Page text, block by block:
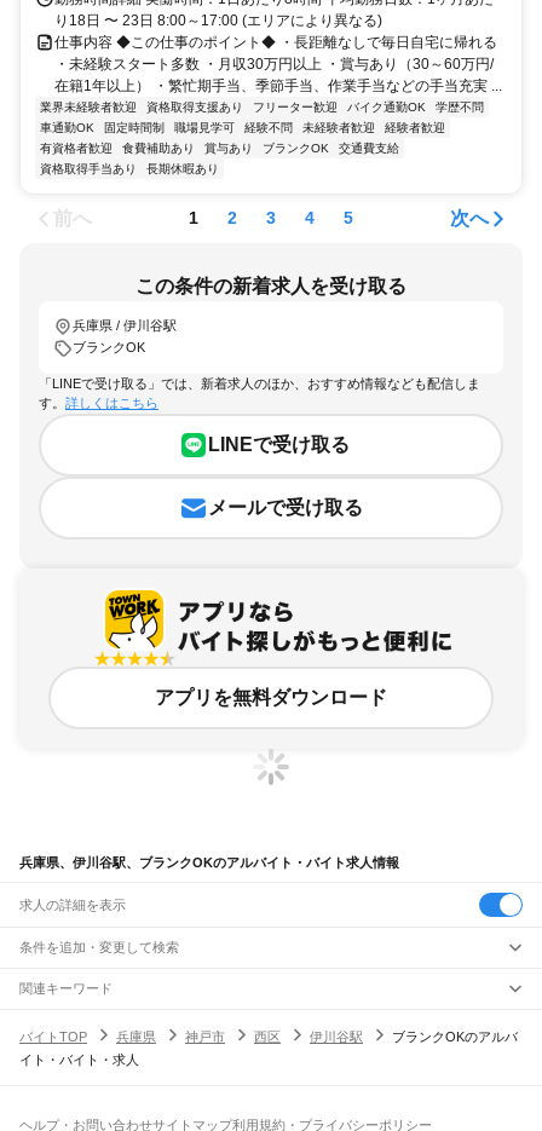
り18日 〜 23日 8:00～17:00 (エリアにより異なる)
仕事内容 ◆この仕事のポイント◆ ・長距離なしで毎日自宅に帰れる
・未経験スタート多数 ・月収30万円以上 ・賞与あり（30～60万円/
在籍1年以上） ・繁忙期⼿当、季節手当、作業⼿当などの⼿当充実 ...
業界未経験者歓迎 資格取得支援あり フリーター歓迎 バイク通勤OK
学歴不問
車通勤OK
固定時間制 職場見学可 経験不問 未経験者歓迎
経験者歓迎
有資格者歓迎
食費補助あり 賞与あり ブランクOK
交通費支給
資格取得手当あり
長期休暇あり
前へ 1 2 3 4 5 次へ
この条件の新着求人を受け取る
兵庫県 / 伊川谷駅
ブランクOK
「LINEで受け取る」では、新着求人のほか、おすすめ情報なども配信しま
す。 詳しくはこちら
LINEで受け取る
メールで受け取る
アプリを無料ダウンロード
兵庫県、伊川谷駅、ブランクOKのアルバイト・バイト求人情報
求人の詳細を表示
条件を追加・変更して検索
市区町村を追加・変更
兵庫県すべて
神戸市 すべて
駅を追加・変更
職種を追加・変更
飲食・フードサービスすべて
関連キーワード
バイトTOP
兵庫県 神戸市 西区 伊川谷駅
ブランクOKのアルバ
イト・バイト・求人
ヘルプ・お問い合わせサイトマップ利用規約・プライバシーポリシー